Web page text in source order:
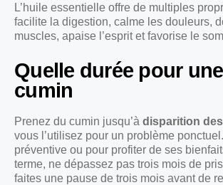
L’huile essentielle offre de multiples
facilite la digestion, calme les douleurs,
muscles, apaise l’esprit et favorise le
Quelle durée pour
cumin
Prenez du cumin jusqu’à disparition
vous l’utilisez pour un problème
préventive ou pour profiter de ses
terme, ne dépassez pas trois mois de
faites une pause de trois mois avant de